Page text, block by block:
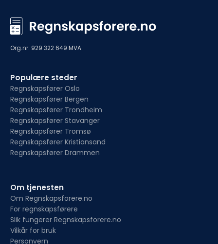
Org.nr. 929 322 649 MVA
Populære steder
Regnskapsfører Oslo
Regnskapsfører Bergen
Regnskapsfører Trondheim
Regnskapsfører Stavanger
Regnskapsfører Tromsø
Regnskapsfører Kristiansand
Regnskapsfører Drammen
Om tjenesten
Om Regnskapsforere.no
For regnskapsførere
Slik fungerer Regnskapsforere.no
Vilkår for bruk
Personvern